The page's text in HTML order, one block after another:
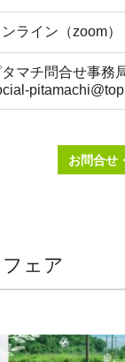
ライン（zoom）
タマチ問合せ事務
お問合せ
ェア